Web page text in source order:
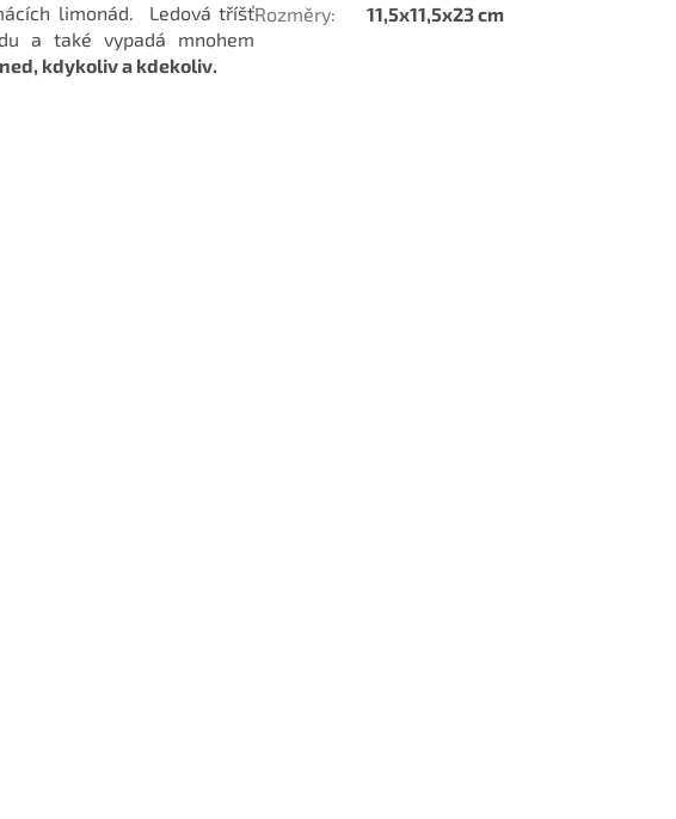
limonád. Ledová tříšť
a také vypadá mnohem
kdykoliv a kdekoliv.
Rozměry: 11,5x11,5x23 cm